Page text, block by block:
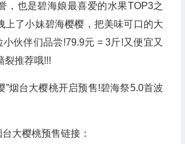
，也是碧海娘最喜爱的水果TOP3之
上了小妹碧海樱樱，把美味可口的大
伙伴们品尝!79.9元 = 3斤!又便宜又
裂推荐哦!!!
大樱桃预售链接：